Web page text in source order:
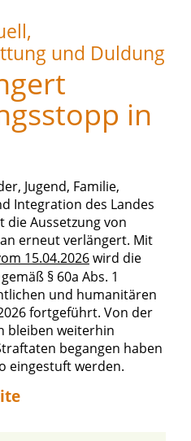
und Duldung
in
Jugend, Familie,
Integration des Landes
die Aussetzung von
erneut verlängert. Mit
15.04.2026wird die
§ 60a Abs. 1
und humanitären
fortgeführt. Von der
bleiben weiterhin
begangen haben
eingestuft werden.